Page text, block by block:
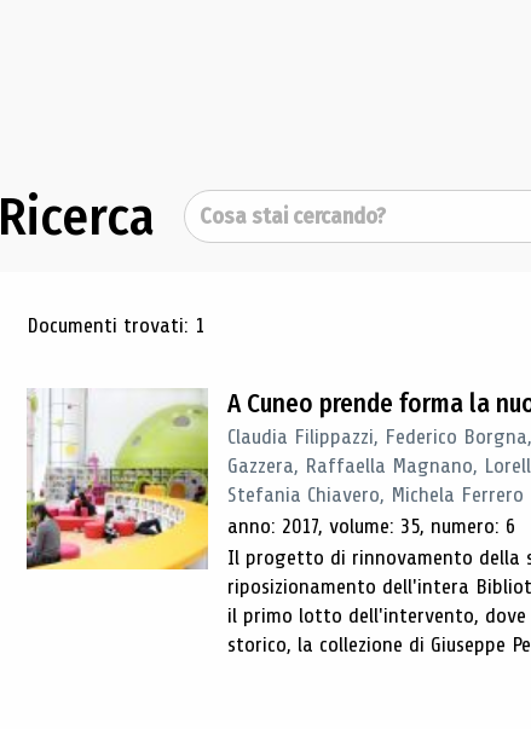
Ricerca Cerca
Risultati di ricerca
Documenti trovati: 1
A Cuneo prende forma la
Claudia Filippazzi, Federico
Gazzera, Raffaella Magnano,
Stefania Chiavero, Michela Ferrero
anno: 2017, volume: 35, numero: 6
Il progetto di rinnovamento della
riposizionamento dell'intera
il primo lotto dell'intervento,
storico, la collezione di Giuseppe